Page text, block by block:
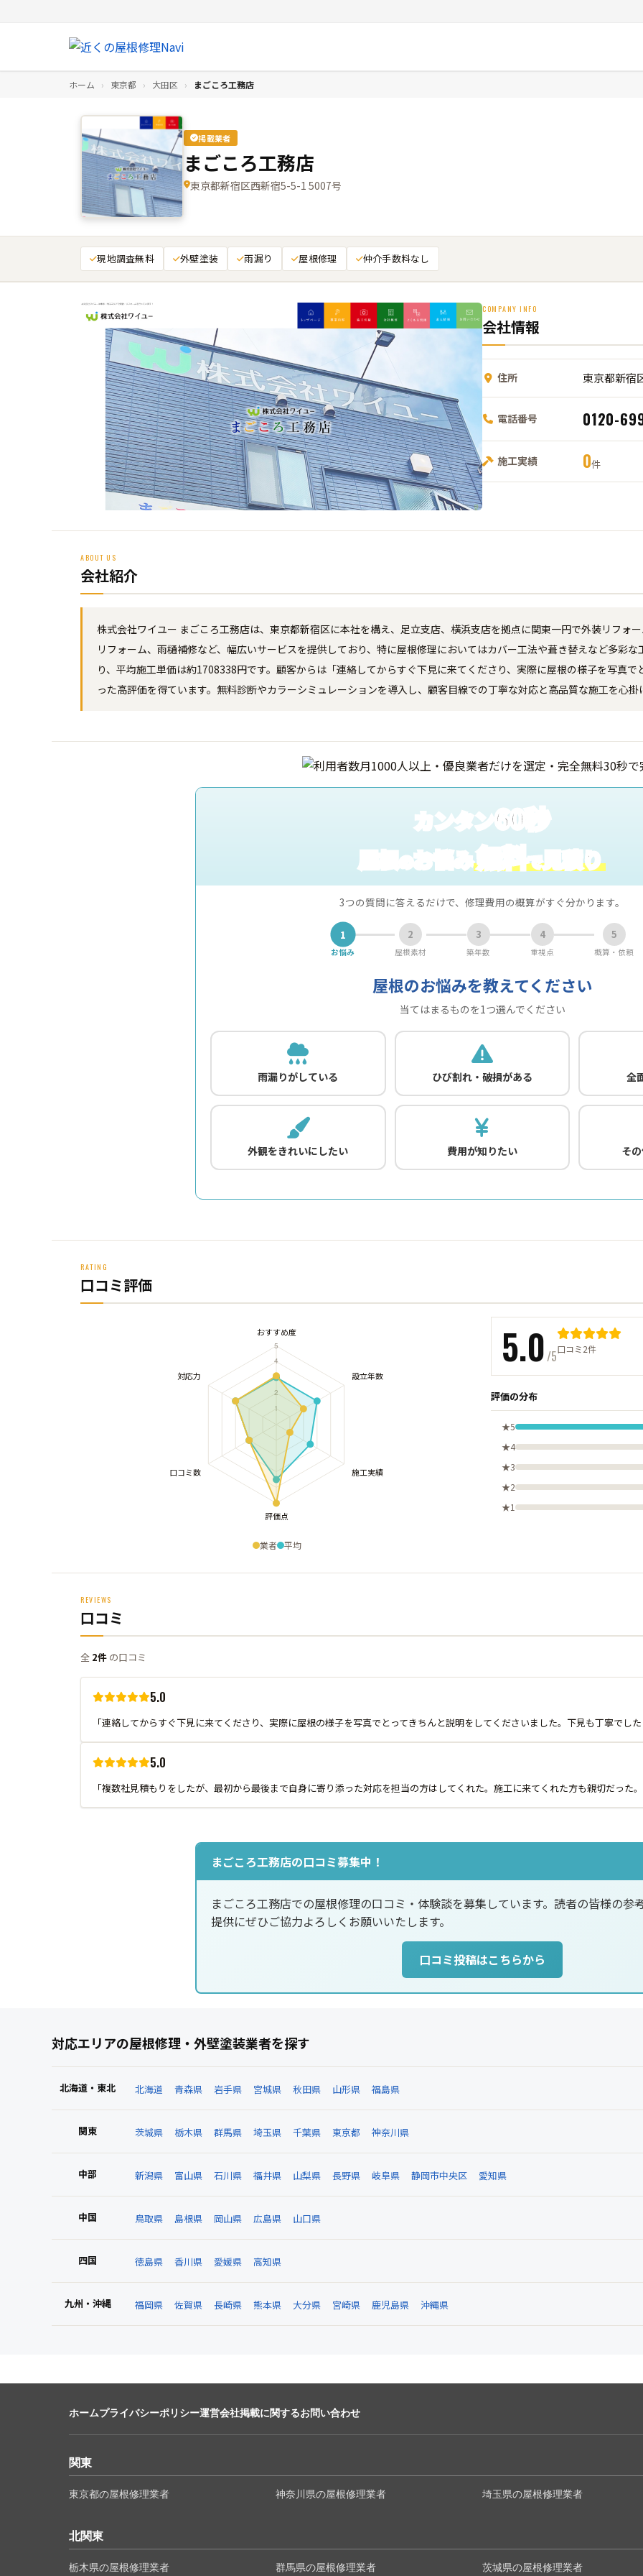
ホーム › 東京都 › 大田区 › まごころ工務店
掲載業者
まごころ工務店
東京都新宿区西新宿5-5-1 5007号
現地調査無料 外壁塗装 雨漏り 屋根修理 仲介手数料なし
COMPANY INFO
会社情報
住所 東京都新宿
電話番号 0120-
施工実績 0件
ABOUT US
会社紹介
株式会社ワイユー まごころ工務店は、東京都新宿区に本社を構え、足立支店、横浜支店を拠点に関東一円で外装リフォ
リフォーム、雨樋補修など、幅広いサービスを提供しており、特に屋根修理においてはカバー工法や葺き替えなど多彩
り、平均施工単価は約1708338円です。顧客からは「連絡してからすぐ下見に来てくださり、実際に屋根の様子を写真
った高評価を得ています。無料診断やカラーシミュレーションを導入し、顧客目線での丁寧な対応と高品質な施工を心掛
カンタン60秒
屋根のお悩み無料で見積り
3つの質問に答えるだけで、修理費用の概算がすぐ分かります。
1
お悩み
2
屋根素材
3
築年数
4
重視点
5
概算・依頼
屋根のお悩みを教えてください
当てはまるものを1つ選んでください
雨漏りがしている ひび割れ・破損がある 全
外観をきれいにしたい 費用が知りたい そ
RATING
口コミ評価
業者 平均
5.0 /5口コミ2件
評価の分布
★5
★4
★3
★2
★1
REVIEWS
口コミ
全 2件 の口コミ
5.0
「連絡してからすぐ下見に来てくださり、実際に屋根の様子を写真でとってきちんと説明をしてくださいました。下見も丁寧でし
5.0
「複数社見積もりをしたが、最初から最後まで自身に寄り添った対応を担当の方はしてくれた。施工に来てくれた方も親切だった。
まごころ工務店の口コミ募集中！
まごころ工務店での屋根修理の口コミ・体験談を募集しています。読者の皆様の参
提供にぜひご協力よろしくお願いいたします。
口コミ投稿はこちらから
対応エリアの屋根修理・外壁塗装業者を探す
北海道・東北 北海道 青森県 岩手県 宮城県 秋田県 山形県 福島県
関東 茨城県 栃木県 群馬県 埼玉県 千葉県 東京都 神奈川県
中部 新潟県 富山県 石川県 福井県 山梨県 長野県 岐阜県 静岡市中央区 愛知県
中国 鳥取県 島根県 岡山県 広島県 山口県
四国 徳島県 香川県 愛媛県 高知県
九州・沖縄 福岡県 佐賀県 長崎県 熊本県 大分県 宮崎県 鹿児島県 沖縄県
ホームプライバシーポリシー運営会社掲載に関するお問い合わせ
関東
東京都の屋根修理業者 神奈川県の屋根修理業者 埼玉県の屋根修理業者
北関東
栃木県の屋根修理業者 群馬県の屋根修理業者 茨城県の屋根修理業者